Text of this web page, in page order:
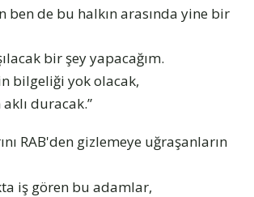
ben de bu halkın arasında yine bir
bir şey yapacağım.
bilgeliği yok olacak,
aklı duracak.”
RAB'den gizlemeye uğraşanların
iş gören bu adamlar,